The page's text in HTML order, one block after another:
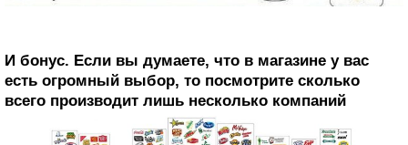
И бонус. Если вы думаете, что в магазине у вас
есть огромный выбор, то посмотрите сколько
всего производит лишь несколько компаний